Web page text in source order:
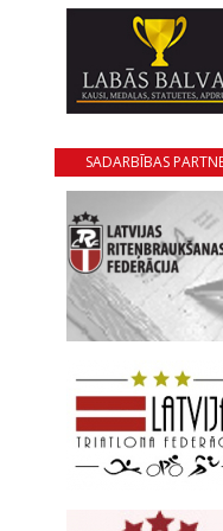
SADARBĪBAS